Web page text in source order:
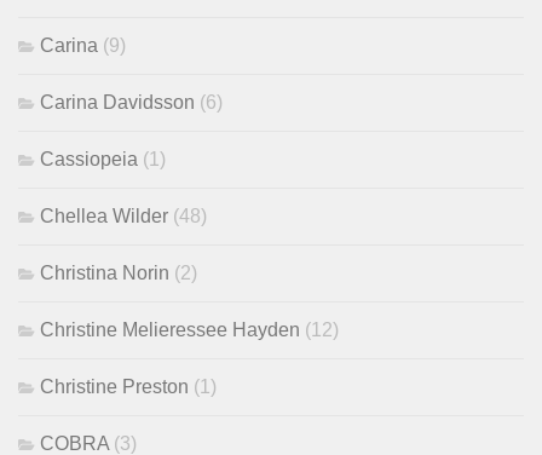
Carina (9)
Carina Davidsson (6)
Cassiopeia (1)
Chellea Wilder (48)
Christina Norin (2)
Christine Melieressee Hayden (12)
Christine Preston (1)
COBRA (3)